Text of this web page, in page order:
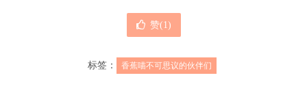
的场地中，屹立着一位光芒四射的喵，那么他是不是传说中
的彩虹香蕉喵呢？第11话故事到这里告一段落。
赞(1)
标签： 香蕉喵不可思议的伙伴们